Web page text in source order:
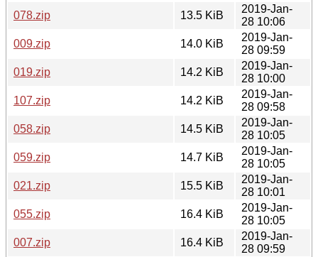
078.zip
13.5 KiB
2019-Jan-
28 10:06
009.zip
14.0 KiB
2019-Jan-
28 09:59
019.zip
14.2 KiB
2019-Jan-
28 10:00
107.zip
14.2 KiB
2019-Jan-
28 09:58
058.zip
14.5 KiB
2019-Jan-
28 10:05
059.zip
14.7 KiB
2019-Jan-
28 10:05
021.zip
15.5 KiB
2019-Jan-
28 10:01
055.zip
16.4 KiB
2019-Jan-
28 10:05
007.zip
16.4 KiB
2019-Jan-
28 09:59